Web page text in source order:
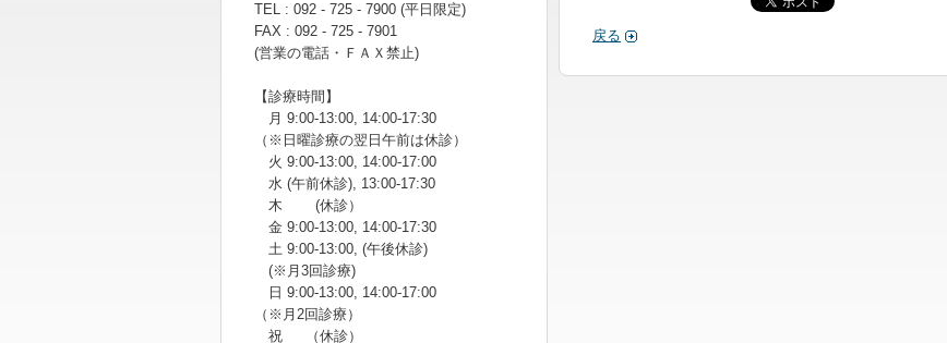
戻る
TEL : 092 - 725 - 7900 (平日限定)
FAX : 092 - 725 - 7901
(営業の電話・ＦＡＸ禁止)
【診療時間】
月 9:00-13:00, 14:00-17:30
（※日曜診療の翌日午前は休診）
火 9:00-13:00, 14:00-17:00
水 (午前休診), 13:00-17:30
木 (休診）
金 9:00-13:00, 14:00-17:30
土 9:00-13:00, (午後休診)
(※月3回診療)
日 9:00-13:00, 14:00-17:00
（※月2回診療）
祝 （休診）